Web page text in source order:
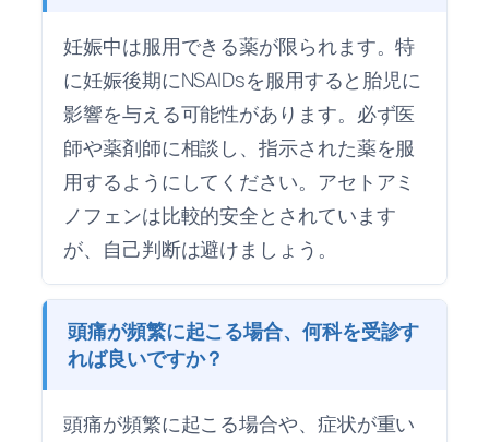
妊娠中は服用できる薬が限られます。特
に妊娠後期にNSAIDsを服用すると胎児に
影響を与える可能性があります。必ず医
師や薬剤師に相談し、指示された薬を服
用するようにしてください。アセトアミ
ノフェンは比較的安全とされています
が、自己判断は避けましょう。
頭痛が頻繁に起こる場合、何科を受診す
れば良いですか？
頭痛が頻繁に起こる場合や、症状が重い